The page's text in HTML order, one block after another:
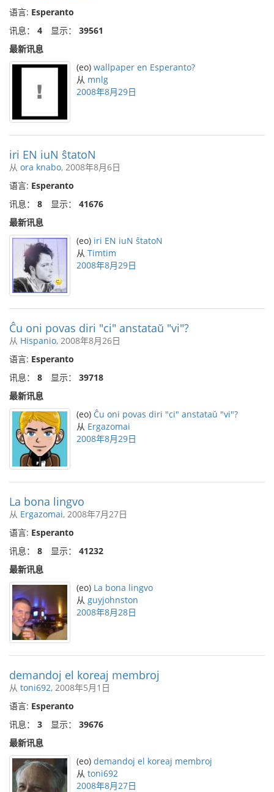
语言: Esperanto
讯息： 4 显示： 39561
最新讯息
(eo) wallpaper en Esperanto?
从 mnlg
2008年8月29日
iri EN iuN ŝtatoN
从 ora knabo, 2008年8月6日
语言: Esperanto
讯息： 8 显示： 41676
最新讯息
(eo) iri EN iuN ŝtatoN
从 Timtim
2008年8月29日
Ĉu oni povas diri "ci" anstataŭ "vi"?
从 Hispanio, 2008年8月26日
语言: Esperanto
讯息： 8 显示： 39718
最新讯息
(eo) Ĉu oni povas diri "ci" anstataŭ "vi"?
从 Ergazomai
2008年8月29日
La bona lingvo
从 Ergazomai, 2008年7月27日
语言: Esperanto
讯息： 8 显示： 41232
最新讯息
(eo) La bona lingvo
从 guyjohnston
2008年8月28日
demandoj el koreaj membroj
从 toni692, 2008年5月1日
语言: Esperanto
讯息： 3 显示： 39676
最新讯息
(eo) demandoj el koreaj membroj
从 toni692
2008年8月27日